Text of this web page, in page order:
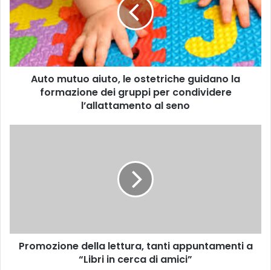
o
m
u
t
u
o
Auto mutuo aiuto, le ostetriche guidano la
formazione dei gruppi per condividere
l’allattamento al seno
n
Promozione della lettura, tanti appuntamenti a
“Libri in cerca di amici”